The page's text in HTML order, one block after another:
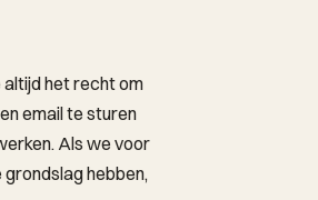
altijd het recht om
email te sturen
Als we voor
hebben,